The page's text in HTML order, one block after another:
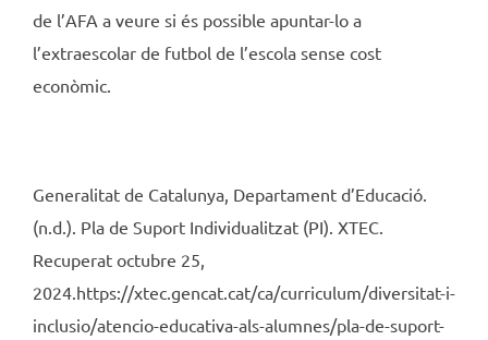
de l’AFA a veure si és possible apuntar-lo a
l’extraescolar de futbol de l’escola sense cost
econòmic.
Generalitat de Catalunya, Departament d’Educació.
(n.d.). Pla de Suport Individualitzat (PI). XTEC.
Recuperat octubre 25,
2024.https://xtec.gencat.cat/ca/curriculum/diversitat-i-
inclusio/atencio-educativa-als-alumnes/pla-de-suport-